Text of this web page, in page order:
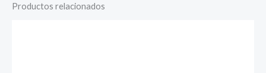
Productos relacionados